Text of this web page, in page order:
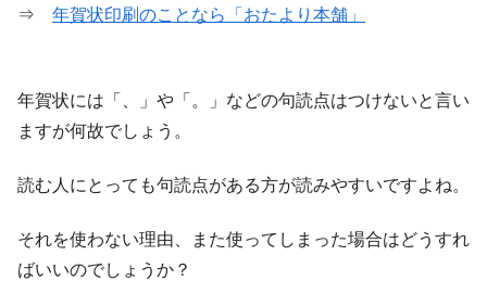
⇒ 年賀状印刷のことなら「おたより本舗」
年賀状には「、」や「。」などの句読点はつけないと言い
ますが何故でしょう。
読む人にとっても句読点がある方が読みやすいですよね。
それを使わない理由、また使ってしまった場合はどうすれ
ばいいのでしょうか？